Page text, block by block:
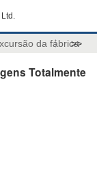
da fábrica
>>
Totalmente